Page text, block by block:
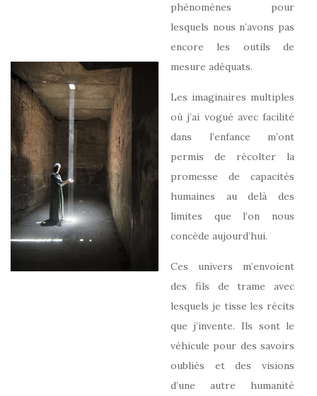
phénomènes pour
lesquels nous n’avons pas
encore les outils de
mesure adéquats.
Les imaginaires multiples
où j’ai vogué avec facilité
dans l’enfance m’ont
permis de récolter la
promesse de capacités
humaines au delà des
limites que l’on nous
concède aujourd’hui.
Ces univers m’envoient
des fils de trame avec
lesquels je tisse les récits
que j’invente. Ils sont le
véhicule pour des savoirs
oubliés et des visions
d’une autre humanité